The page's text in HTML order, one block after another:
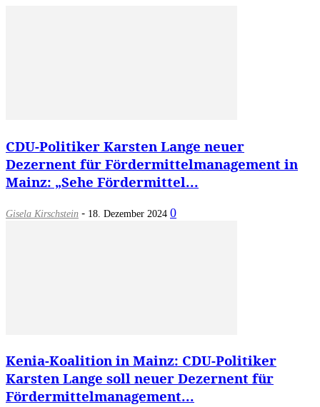
CDU-Politiker Karsten Lange neuer
Dezernent für Fördermittelmanagement in
Mainz: „Sehe Fördermittel...
Gisela Kirschstein - 18. Dezember 2024 0
Kenia-Koalition in Mainz: CDU-Politiker
Karsten Lange soll neuer Dezernent für
Fördermittelmanagement...